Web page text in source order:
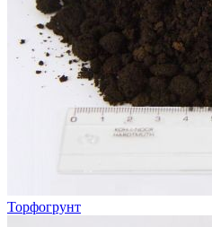
Торфогрунт